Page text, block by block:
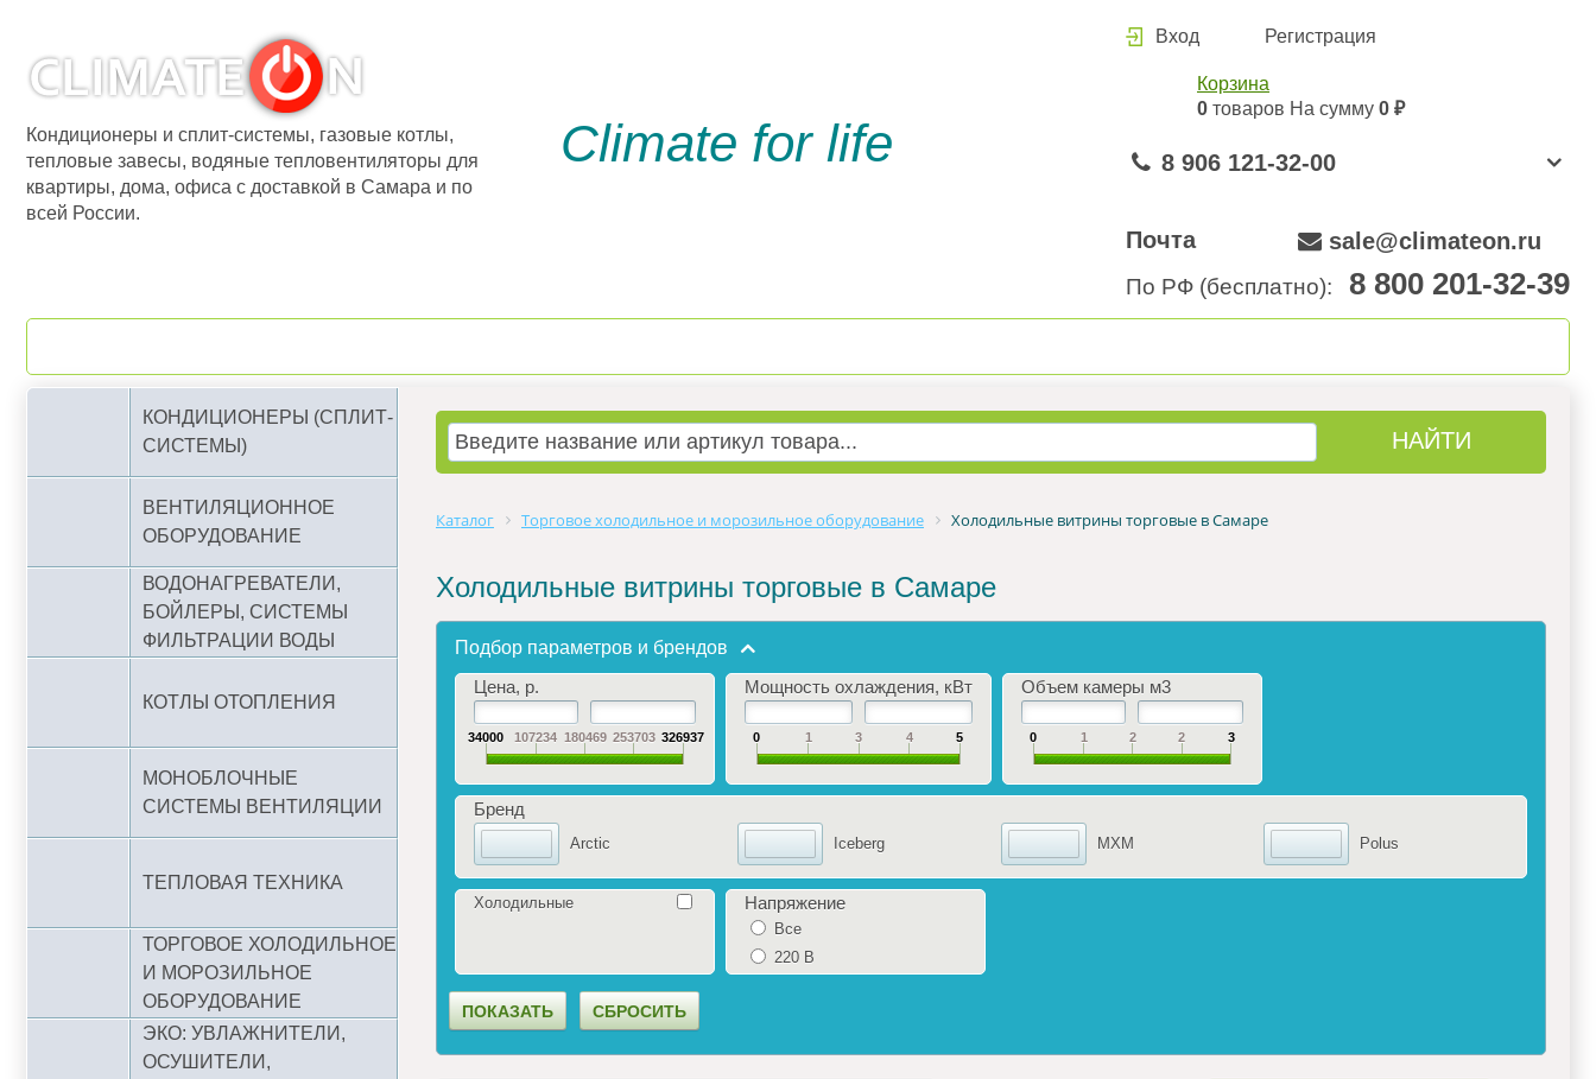
Кондиционеры и сплит-системы, газовые котлы,
тепловые завесы, водяные тепловентиляторы для
квартиры, дома, офиса с доставкой в Самара и по
всей России.
Climate for life
Вход Регистрация
Корзина
0 товаров На сумму 0 ₽
8 906 121-32-00
Почта sale@climateon.ru
По РФ (бесплатно): 8 800 201-32-39
КОНДИЦИОНЕРЫ (СПЛИТ-
СИСТЕМЫ)
ВЕНТИЛЯЦИОННОЕ
ОБОРУДОВАНИЕ
ВОДОНАГРЕВАТЕЛИ,
БОЙЛЕРЫ, СИСТЕМЫ
ФИЛЬТРАЦИИ ВОДЫ
КОТЛЫ ОТОПЛЕНИЯ
МОНОБЛОЧНЫЕ
СИСТЕМЫ ВЕНТИЛЯЦИИ
ТЕПЛОВАЯ ТЕХНИКА
ТОРГОВОЕ ХОЛОДИЛЬНОЕ
И МОРОЗИЛЬНОЕ
ОБОРУДОВАНИЕ
ЭКО: УВЛАЖНИТЕЛИ,
ОСУШИТЕЛИ,
Каталог Торговое холодильное и морозильное оборудование Холодильные витрины торговые в Самаре
Холодильные витрины торговые в Самаре
Подбор параметров и брендов
Цена, р.
34000 107234 180469 253703 326937
Мощность охлаждения, кВт
0 1 3 4 5
Объем камеры м​3
0 1 2 2 3
Бренд
Arctic Iceberg MXM Polus
Холодильные Напряжение
Все
220 В